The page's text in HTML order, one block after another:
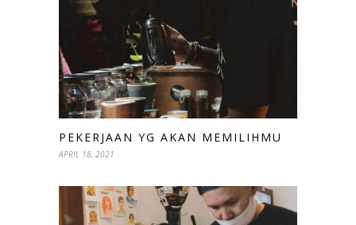
PEKERJAAN YG AKAN MEMILIHMU
APRIL 18, 2021